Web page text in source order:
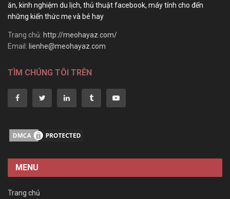
ăn, kinh nghiệm du lịch, thủ thuật facebook, máy tính cho đến
những kiến thức mẹ và bé hay
Trang chủ: http://meohayaz.com/
Email: lienhe@meohayaz.com
TÌM CHÚNG TÔI TRÊN
MENU
Trang chủ